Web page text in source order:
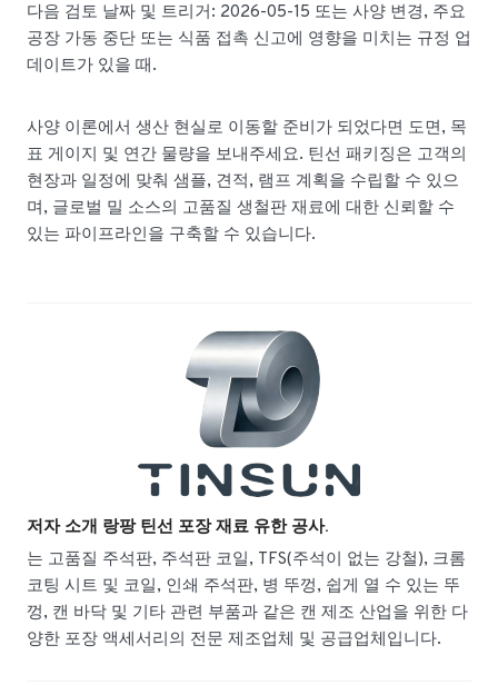
다음 검토 날짜 및 트리거: 2026-05-15 또는 사양 변경, 주요
공장 가동 중단 또는 식품 접촉 신고에 영향을 미치는 규정 업
데이트가 있을 때.
사양 이론에서 생산 현실로 이동할 준비가 되었다면 도면, 목
표 게이지 및 연간 물량을 보내주세요. 틴선 패키징은 고객의
현장과 일정에 맞춰 샘플, 견적, 램프 계획을 수립할 수 있으
며, 글로벌 밀 소스의 고품질 생철판 재료에 대한 신뢰할 수
있는 파이프라인을 구축할 수 있습니다.
저자 소개 랑팡 틴선 포장 재료 유한 공사.
는 고품질 주석판, 주석판 코일, TFS(주석이 없는 강철), 크롬
코팅 시트 및 코일, 인쇄 주석판, 병 뚜껑, 쉽게 열 수 있는 뚜
껑, 캔 바닥 및 기타 관련 부품과 같은 캔 제조 산업을 위한 다
양한 포장 액세서리의 전문 제조업체 및 공급업체입니다.